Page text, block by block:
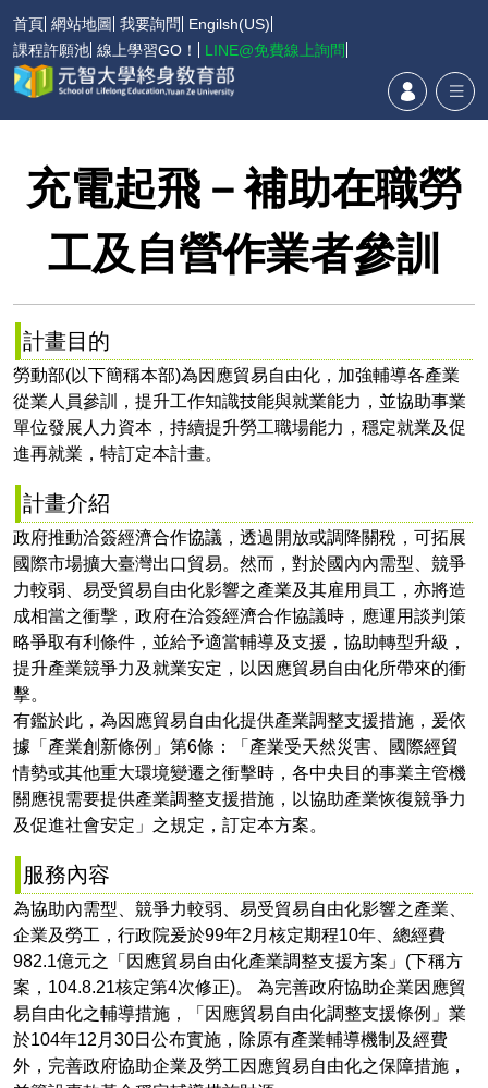
首頁 網站地圖 我要詢問
Engilsh(US)
課程許願池 線上學習GO！ LINE@免費線上詢問
充電起飛－補助在職勞
工及自營作業者參訓
計畫目的
勞動部(以下簡稱本部)為因應貿易自由化，加強輔導各產業
從業人員參訓，提升工作知識技能與就業能力，並協助事業
單位發展人力資本，持續提升勞工職場能力，穩定就業及促
進再就業，特訂定本計畫。
計畫介紹
政府推動洽簽經濟合作協議，透過開放或調降關稅，可拓展
國際市場擴大臺灣出口貿易。然而，對於國內內需型、競爭
力較弱、易受貿易自由化影響之產業及其雇用員工，亦將造
成相當之衝擊，政府在洽簽經濟合作協議時，應運用談判策
略爭取有利條件，並給予適當輔導及支援，協助轉型升級，
提升產業競爭力及就業安定，以因應貿易自由化所帶來的衝
擊。
有鑑於此，為因應貿易自由化提供產業調整支援措施，爰依
據「產業創新條例」第6條：「產業受天然災害、國際經貿
情勢或其他重大環境變遷之衝擊時，各中央目的事業主管機
關應視需要提供產業調整支援措施，以協助產業恢復競爭力
及促進社會安定」之規定，訂定本方案。
服務內容
為協助內需型、競爭力較弱、易受貿易自由化影響之產業、
企業及勞工，行政院爰於99年2月核定期程10年、總經費
982.1億元之「因應貿易自由化產業調整支援方案」(下稱方
案，104.8.21核定第4次修正)。 為完善政府協助企業因應貿
易自由化之輔導措施，「因應貿易自由化調整支援條例」業
於104年12月30日公布實施，除原有產業輔導機制及經費
外，完善政府協助企業及勞工因應貿易自由化之保障措施，